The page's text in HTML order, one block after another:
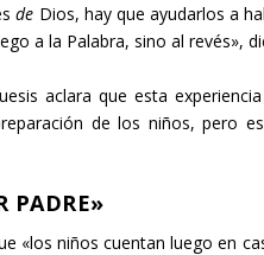
de Dios, hay que ayudarlos a
a la Palabra, sino al revés»,
aclara que esta
de los niños, pero
PADRE»
«los niños cuentan luego en